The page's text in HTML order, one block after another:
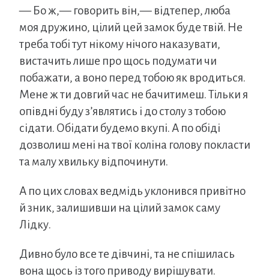
— Бо ж,— говорить він,— відтепер, люба
моя дружино, цілий цей замок буде твій. Не
треба тобі тут нікому нічого наказувати,
вистачить лише про щось подумати чи
побажати, а воно перед тобою як вродиться.
Мене ж ти довгий час не бачитимеш. Тільки я
опівдні буду з’являтись і до столу з тобою
сідати. Обідати будемо вкупі. А по обіді
дозволиш мені на твої коліна голову покласти
та малу хвильку відпочинути.
А по цих словах ведмідь уклонився привітно
й зник, залишивши на цілий замок саму
Лідку.
Дивно було все те дівчині, та не спішилась
вона щось із того приводу вирішувати.